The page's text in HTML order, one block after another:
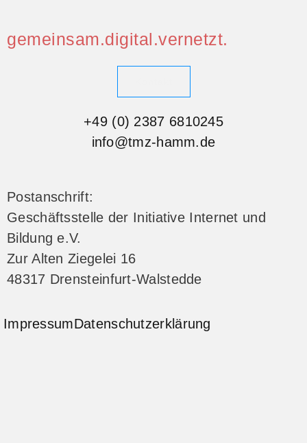
gemeinsam.digital.vernetzt.
+49 (0) 2387 6810245
info@tmz-hamm.de
Postanschrift:
Geschäftsstelle der Initiative Internet und
Bildung e.V.
Zur Alten Ziegelei 16
48317 Drensteinfurt-Walstedde
ImpressumDatenschutzerklärung